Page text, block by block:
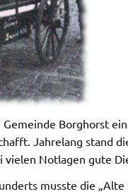
Borghorst
Jahrelang stand
Notlagen gute
musste die